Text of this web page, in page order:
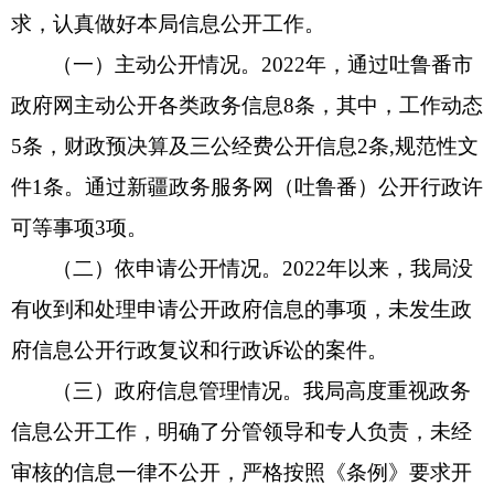
求，认真做好本局信息公开工作。
（一）主动公开情况。2022年，通过吐鲁番市
政府网主动公开各类政务信息8条，其中，工作动态
5条，财政预决算及三公经费公开信息2条,规范性文
件1条。通过新疆政务服务网（吐鲁番）公开行政许
可等事项3项。
（二）依申请公开情况。2022年以来，我局没
有收到和处理申请公开政府信息的事项，未发生政
府信息公开行政复议和行政诉讼的案件。
（三）政府信息管理情况。我局高度重视政务
信息公开工作，明确了分管领导和专人负责，未经
审核的信息一律不公开，严格按照《条例》要求开